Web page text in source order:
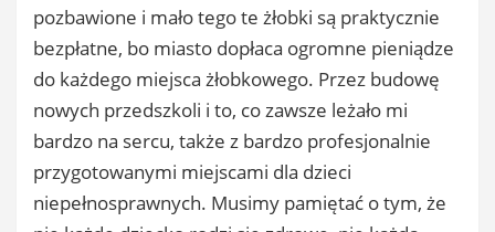
pozbawione i mało tego te żłobki są praktycznie
bezpłatne, bo miasto dopłaca ogromne pieniądze
do każdego miejsca żłobkowego. Przez budowę
nowych przedszkoli i to, co zawsze leżało mi
bardzo na sercu, także z bardzo profesjonalnie
przygotowanymi miejscami dla dzieci
niepełnosprawnych. Musimy pamiętać o tym, że